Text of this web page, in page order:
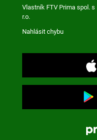
Vlastník FTV Prima spol. s
r.o.
Nahlásit chybu